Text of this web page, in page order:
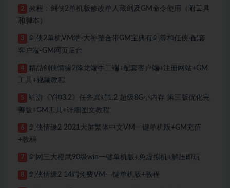
2
教程：剑侠2单机版修改单人藏剑及GM命令使用（附工具
和脚本）
3
剑侠2单机VM端-大神整合带GM宝典有剑尊和任侠-配套
客户端-GM网页后台
4
精品剑侠情缘2降龙端手工端+配套客户端+注册网站+GM
工具+视频教程
5
端游《Y神3.2》任务真端1.2 超级8G小内存 第三版优化完
善版+GM工具+详细图文教程
6
剑侠情缘2 2021大屏繁体中文VM一键单机版+GM充值
+教程
7 剑网三大橙武90级win一键单机版+免虚拟机+解压即玩
8 剑侠情缘2 14端免费VM一键单机版+教程